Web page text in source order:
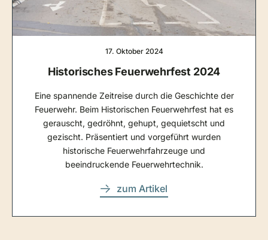
17. Oktober 2024
Historisches Feuerwehrfest 2024
Eine spannende Zeitreise durch die Geschichte der
Feuerwehr. Beim Historischen Feuerwehrfest hat es
gerauscht, gedröhnt, gehupt, gequietscht und
gezischt. Präsentiert und vorgeführt wurden
historische Feuerwehrfahrzeuge und
beeindruckende Feuerwehrtechnik.
zum Artikel